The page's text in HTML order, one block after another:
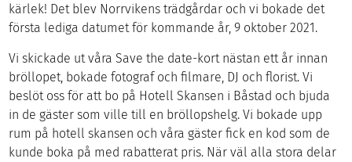
kärlek! Det blev Norrvikens trädgårdar och vi bokade det
första lediga datumet för kommande år, 9 oktober 2021.
Vi skickade ut våra Save the date-kort nästan ett år innan
bröllopet, bokade fotograf och filmare, DJ och florist. Vi
beslöt oss för att bo på Hotell Skansen i Båstad och bjuda
in de gäster som ville till en bröllopshelg. Vi bokade upp
rum på hotell skansen och våra gäster fick en kod som de
kunde boka på med rabatterat pris. När väl alla stora delar